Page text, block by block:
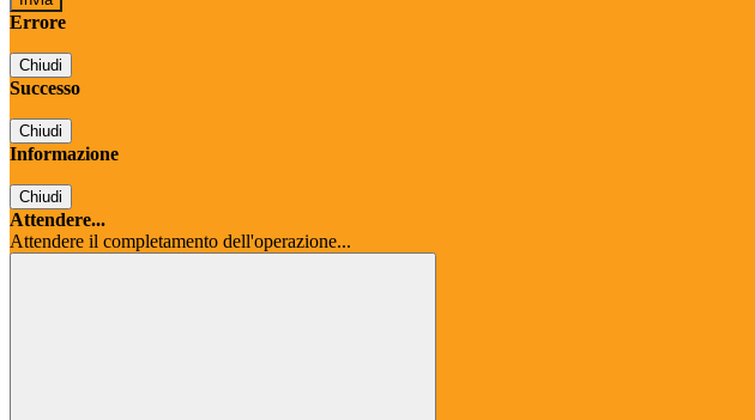
Errore
Chiudi
Successo
Chiudi
Informazione
Chiudi
Attendere...
Attendere il completamento dell'operazione...